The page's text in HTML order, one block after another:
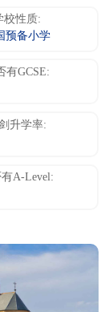
校性质:
预备小学
有GCSE:
升学率:
A-Level: